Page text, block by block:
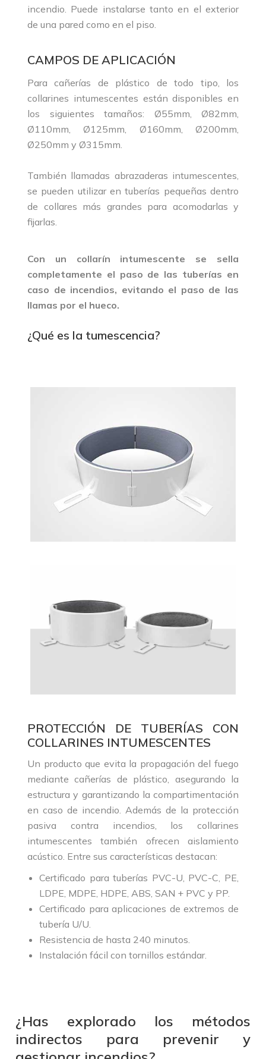
incendio. Puede instalarse tanto en el exterior
de una pared como en el piso.
CAMPOS DE APLICACIÓN
Para cañerías de plástico de todo tipo, los
collarines intumescentes están disponibles en
los siguientes tamaños: Ø55mm, Ø82mm,
Ø110mm, Ø125mm, Ø160mm, Ø200mm,
Ø250mm y Ø315mm.
También llamadas abrazaderas intumescentes,
se pueden utilizar en tuberías pequeñas dentro
de collares más grandes para acomodarlas y
fijarlas.
Con un collarín intumescente se sella
completamente el paso de las tuberías en
caso de incendios, evitando el paso de las
llamas por el hueco.
¿Qué es la tumescencia?
PROTECCIÓN DE TUBERÍAS CON
COLLARINES INTUMESCENTES
Un producto que evita la propagación del fuego
mediante cañerías de plástico, asegurando la
estructura y garantizando la compartimentación
en caso de incendio. Además de la protección
pasiva contra incendios, los collarines
intumescentes también ofrecen aislamiento
acústico. Entre sus características destacan:
Certificado para tuberías PVC-U, PVC-C, PE,
LDPE, MDPE, HDPE, ABS, SAN + PVC y PP.
Certificado para aplicaciones de extremos de
tubería U/U.
Resistencia de hasta 240 minutos.
Instalación fácil con tornillos estándar.
¿Has explorado los métodos
indirectos para prevenir y